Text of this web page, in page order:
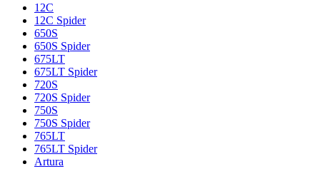
12C
12C Spider
650S
650S Spider
675LT
675LT Spider
720S
720S Spider
750S
750S Spider
765LT
765LT Spider
Artura